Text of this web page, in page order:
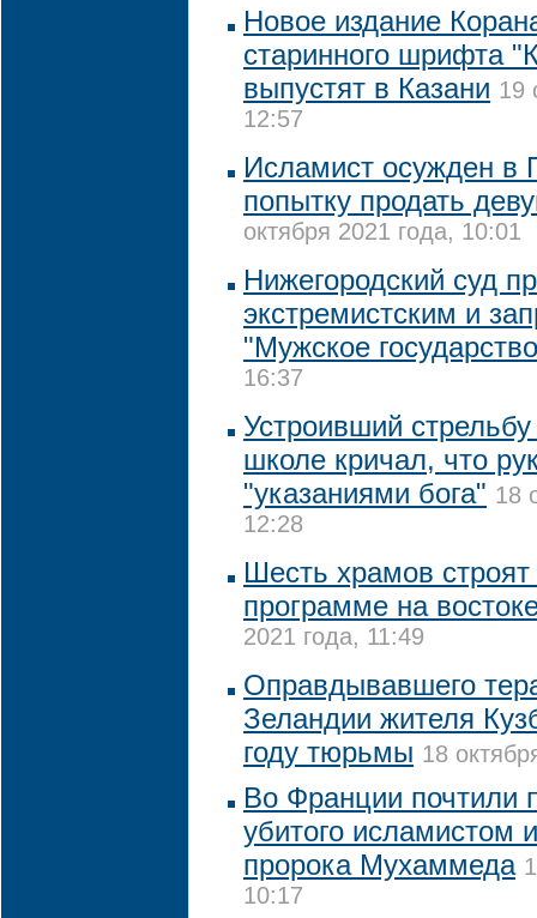
Новое издание
старинного шрифта
выпустят в Казани 19
12:57
Исламист осужден в
попытку продать
октября 2021 года, 10:01
Нижегородский суд
экстремистским и
"Мужское
16:37
Устроивший
школе кричал, что
"указаниями бога" 18
12:28
Шесть храмов строят
программе на
2021 года, 11:49
Оправдывавшего
Зеландии жителя
году тюрьмы 18
Во Франции почтили
убитого исламистом
пророка Мухаммеда
10:17